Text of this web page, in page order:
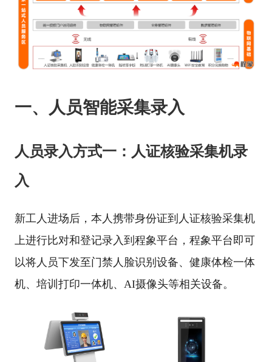
一、人员智能采集录入
人员录入方式一：人证核验采集机录
入
新工人进场后，本人携带身份证到人证核验采集机
上进行比对和登记录入到程象平台，程象平台即可
以将人员下发至门禁人脸识别设备、健康体检一体
机、培训打印一体机、AI摄像头等相关设备。